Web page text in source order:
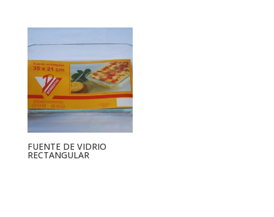
FUENTE DE VIDRIO
RECTANGULAR